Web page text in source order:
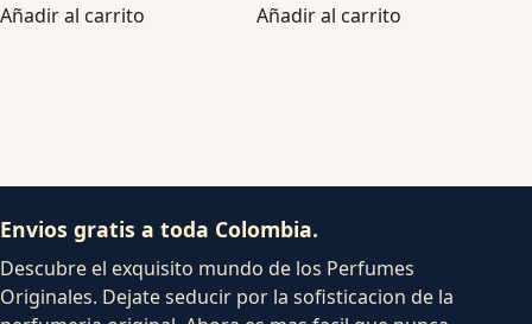
Añadir al carrito Añadir al carrito
Envios gratis a toda Colombia.
Descubre el exquisito mundo de los Perfumes
Originales. Dejate seducir por la sofisticacion de la